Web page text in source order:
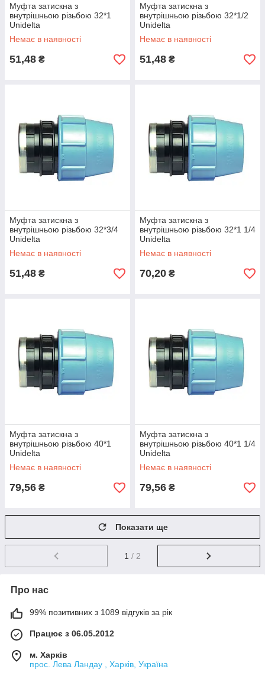
Муфта затискна з
внутрішньою різьбою 32*1
Unidelta
Немає в наявності
51,48 ₴
Муфта затискна з
внутрішньою різьбою 32*1/2
Unidelta
Немає в наявності
51,48 ₴
Муфта затискна з
внутрішньою різьбою 32*3/4
Unidelta
Немає в наявності
51,48 ₴
Муфта затискна з
внутрішньою різьбою 32*1 1/4
Unidelta
Немає в наявності
70,20 ₴
Муфта затискна з
внутрішньою різьбою 40*1
Unidelta
Немає в наявності
79,56 ₴
Муфта затискна з
внутрішньою різьбою 40*1 1/4
Unidelta
Немає в наявності
79,56 ₴
Показати ще
1 / 2
Про нас
99% позитивних з 1089 відгуків за рік
Працює з 06.05.2012
м. Харків
прос. Лева Ландау , Харків, Україна